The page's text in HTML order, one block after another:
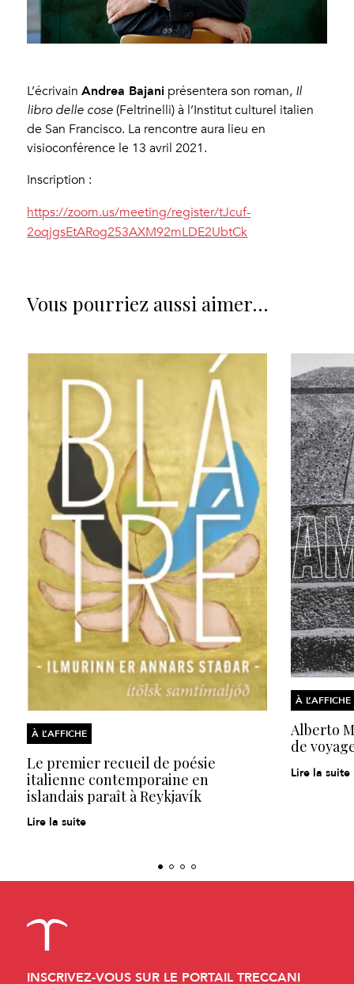
L’écrivainAndrea Bajani présentera son roman, Il
libro delle cose (Feltrinelli) à l’Institut culturel italien
de San Francisco. La rencontre aura lieu en
visioconférence le 13 avril 2021.
Inscription :
https://zoom.us/meeting/register/tJcuf-
2oqjgsEtARog253AXM92mLDE2UbtCk
Vous pourriez aussi aimer…
À L’AFFICHE
Le premier recueil de poésie
italienne contemporaine en
islandais paraît à Reykjavík
Lire la suite
À L’AFFICHE
Alberto
de
Lire la suite
INSCRIVEZ-VOUS SUR LE PORTAIL TRECCANI